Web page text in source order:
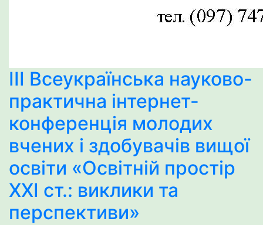
III Всеукраїнська науково-
практична інтернет-
конференція молодих
вчених і здобувачів вищої
освіти «Освітній простір
XXI ст.: виклики та
перспективи»